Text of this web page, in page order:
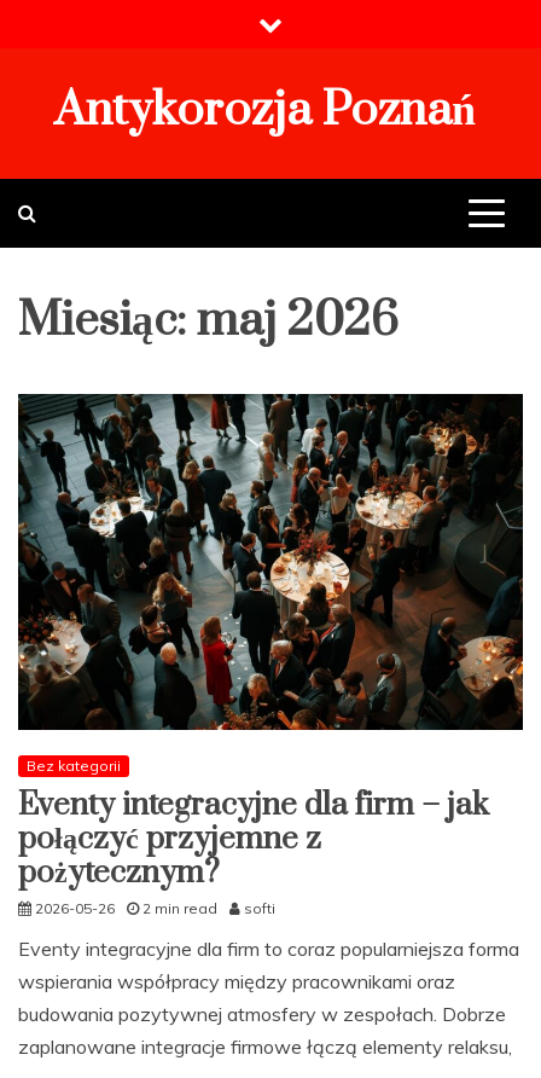
Antykorozja Poznań
Miesiąc:maj 2026
Bez kategorii
Eventy integracyjne dla firm – jak
połączyć przyjemne z
pożytecznym?
2026-05-26 2 min read softi
Eventy integracyjne dla firm to coraz popularniejsza forma
wspierania współpracy między pracownikami oraz
budowania pozytywnej atmosfery w zespołach. Dobrze
zaplanowane integracje firmowe łączą elementy relaksu,